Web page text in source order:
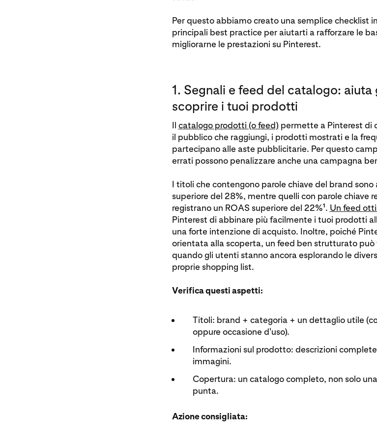
Per questo abbiamo creato una semplice checklist
principali best practice per aiutarti a rafforzare le
migliorarne le prestazioni su Pinterest.
1. Segnali e feed del catalogo:
scoprire i tuoi prodotti
Il catalogo prodotti (o feed)permette a Pinterest di
il pubblico che raggiungi, i prodotti mostrati e la
partecipano alle aste pubblicitarie. Per questo
errati possono penalizzare anche una campagna
I titoli che contengono parole chiave del brand sono
superiore del 28%, mentre quelli con parole chiave
registrano un ROAS superiore del 22%1. Un feed
Pinterest di abbinare più facilmente i tuoi prodotti
una forte intenzione di acquisto. Inoltre, poiché
orientata alla scoperta, un feed ben strutturato
quando gli utenti stanno ancora esplorando le
proprie shopping list.
Verifica questi aspetti:
Titoli: brand + categoria + un dettaglio utile
oppure occasione d'uso).
Informazioni sul prodotto: descrizioni
immagini.
Copertura: un catalogo completo, non solo
punta.
Azione consigliata: